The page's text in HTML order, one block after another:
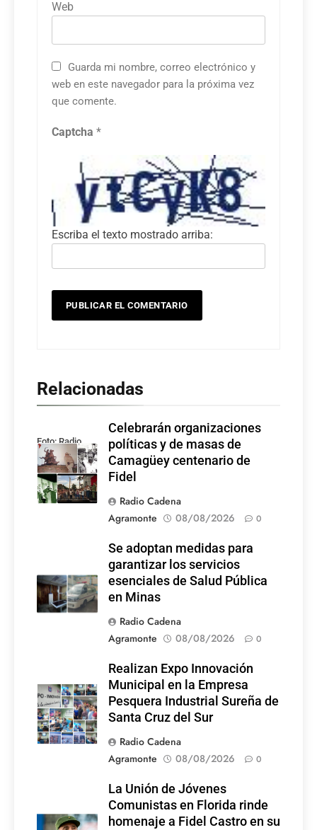
Web
Guarda mi nombre, correo electrónico y
web en este navegador para la próxima vez
que comente.
Captcha *
Escriba el texto mostrado arriba:
Relacionadas
Foto: Radio
Rebelde
Celebrarán organizaciones
políticas y de masas de
Camagüey centenario de
Fidel
Radio Cadena
Agramonte
08/08/2026 0
Se adoptan medidas para
garantizar los servicios
esenciales de Salud Pública
en Minas
Radio Cadena
Agramonte
08/08/2026 0
Realizan Expo Innovación
Municipal en la Empresa
Pesquera Industrial Sureña de
Santa Cruz del Sur
Radio Cadena
Agramonte
08/08/2026 0
La Unión de Jóvenes
Comunistas en Florida rinde
homenaje a Fidel Castro en su